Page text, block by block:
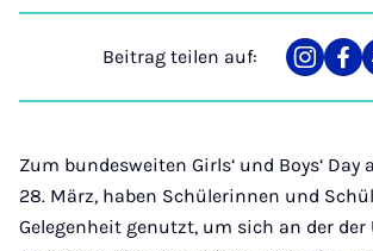
Beitrag teilen auf:
Teilen
auf auf
Zum bundesweiten Girls‘ und Boys‘ Day
28. März, haben Schülerinnen und
Gelegenheit genutzt, um sich an der